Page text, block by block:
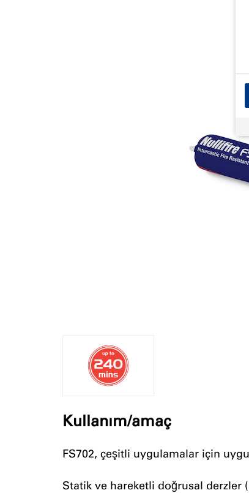
Kullanım/amaç
FS702, çeşitli uygulamalar için
Statik ve hareketli doğrusal derzler